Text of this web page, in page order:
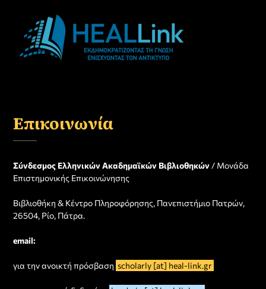
Επικοινωνία
Σύνδεσμος Ελληνικών Ακαδημαϊκών Βιβλιοθηκών / Μονάδα
Επιστημονικής Επικοινώνησης
Βιβλιοθήκη & Κέντρο Πληροφόρησης, Πανεπιστήμιο Πατρών,
26504, Ρίο, Πάτρα.
email:
για την ανοικτή πρόσβαση scholarly [at] heal-link.gr